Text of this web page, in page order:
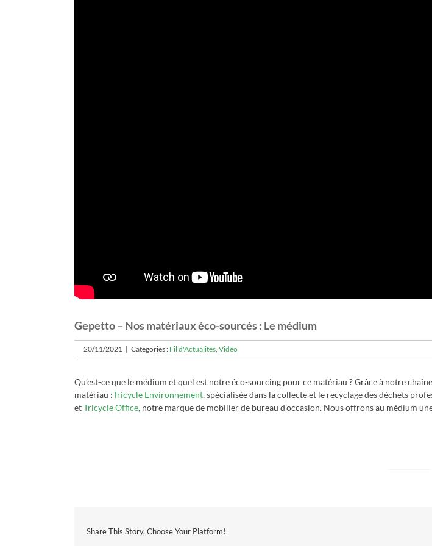
Gepetto – Nos matériaux éco-sourcés : Le médium
20/11/2021 | Catégories : Fil d'Actualités Vidéo
Qu’est-ce que le médium et quel est notre éco-sourcing pour ce matériau ? Grâce à notre
matériau :Tricycle Environnement, spécialisée dans la collecte et le recyclage des déchets
etTricycle Office, notre marque de mobilier de bureau d’occasion. Nous offrons au médium
Share This Story, Choose Your Platform!